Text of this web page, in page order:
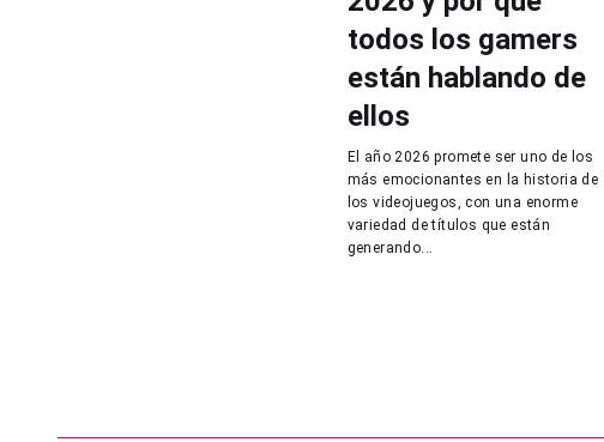
todos los gamers
están hablando de
ellos
El año 2026 promete ser uno de los
más emocionantes en la historia de
los videojuegos, con una enorme
variedad de títulos que están
generando...